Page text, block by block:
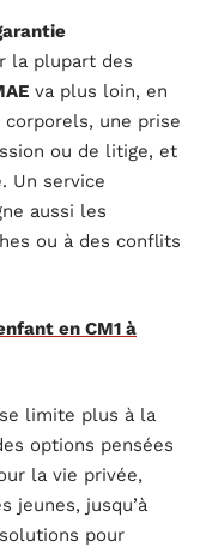
la plupart des
va plus loin, en
une prise
ou de litige, et
Un service
aussi les
ou à des conflits
en CM1 à
limite plus à la
options pensées
la vie privée,
jeunes, jusqu’à
pour